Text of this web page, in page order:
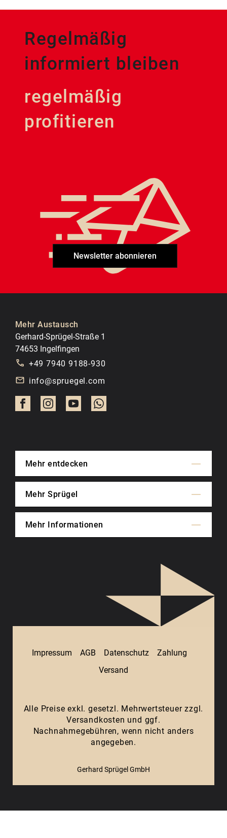
Regelmäßig
informiert bleiben
regelmäßig
profitieren
Newsletter abonnieren
Mehr Austausch
Gerhard-Sprügel-Straße 1
74653 Ingelfingen
+49 7940 9188-930
info@spruegel.com
Mehr entdecken
Mehr Sprügel
Mehr Informationen
Impressum AGB Datenschutz
Zahlung
Versand
Alle Preise exkl. gesetzl. Mehrwertsteuer zzgl.
Versandkosten und ggf.
Nachnahmegebühren, wenn nicht anders
angegeben.
Gerhard Sprügel GmbH